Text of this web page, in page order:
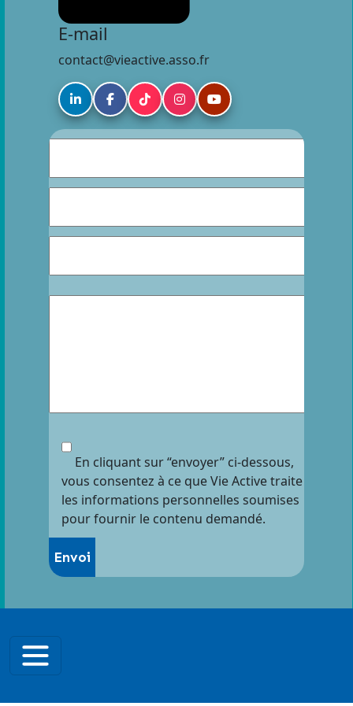
E-mail
contact@vieactive.asso.fr
En cliquant sur “envoyer” ci-dessous,
vous consentez à ce que Vie Active traite
les informations personnelles soumises
pour fournir le contenu demandé.